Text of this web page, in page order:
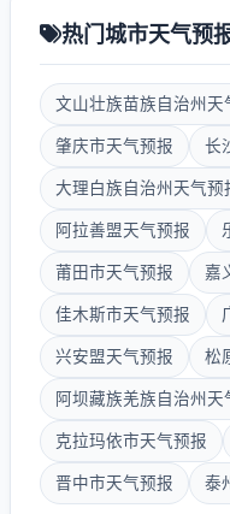
热门城市天气预
文山壮族苗族自治州天
肇庆市天气预报 长
大理白族自治州天气预
阿拉善盟天气预报
莆田市天气预报 嘉
佳木斯市天气预报
兴安盟天气预报 松
阿坝藏族羌族自治州天
克拉玛依市天气预报
晋中市天气预报 泰